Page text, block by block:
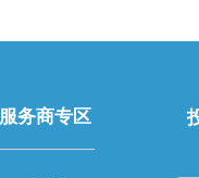
服务商专区